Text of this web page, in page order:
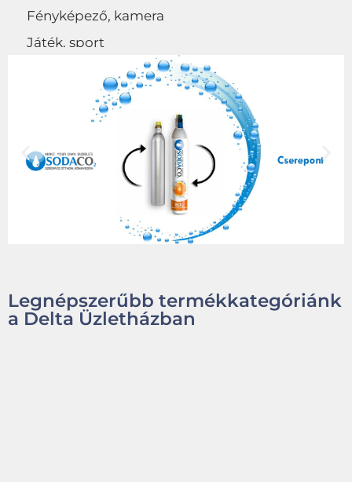
Fényképező, kamera
Játék, sport
Legnépszerűbb termékkategóriánk
a Delta Üzletházban